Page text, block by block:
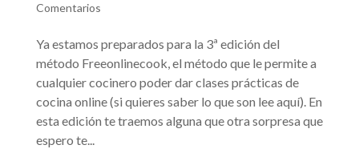
Comentarios
Ya estamos preparados para la 3ª edición del
método Freeonlinecook, el método que le permite a
cualquier cocinero poder dar clases prácticas de
cocina online (si quieres saber lo que son lee aquí). En
esta edición te traemos alguna que otra sorpresa que
espero te...